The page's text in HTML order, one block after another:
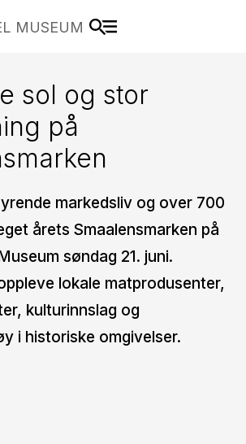
MUSEUM
sol og stor
på
markedsliv og over 700
årets Smaalensmarken på
søndag 21. juni.
lokale matprodusenter,
kulturinnslag og
i historiske omgivelser.